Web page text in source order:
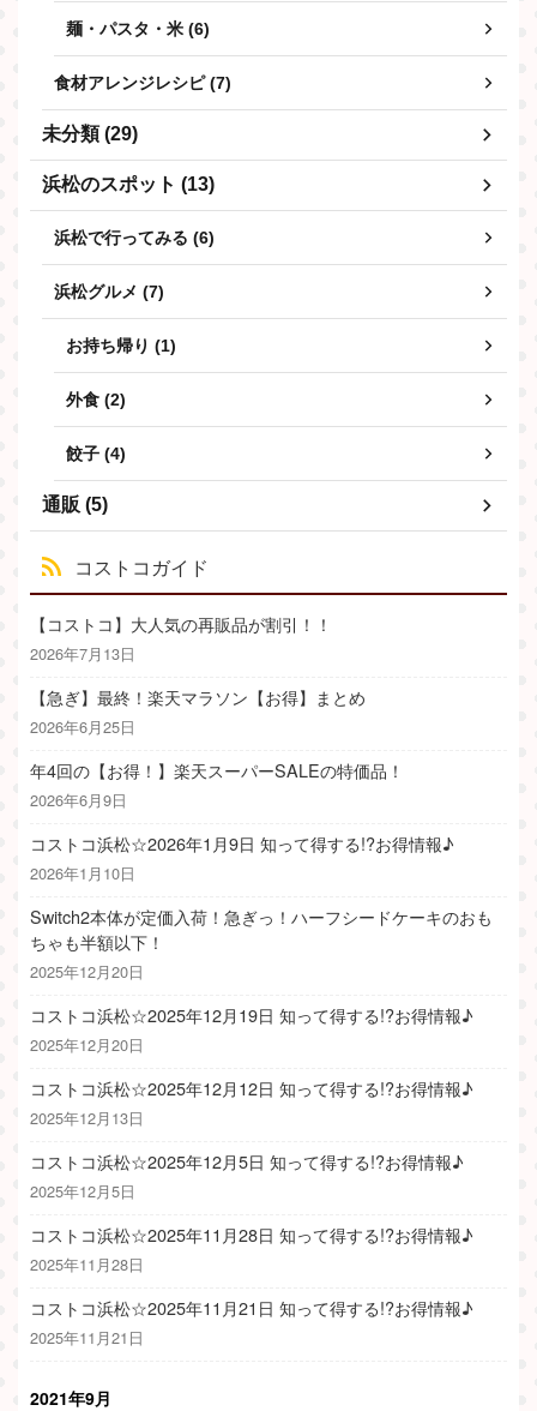
麺・パスタ・米 (6)
食材アレンジレシピ (7)
未分類 (29)
浜松のスポット (13)
浜松で行ってみる (6)
浜松グルメ (7)
お持ち帰り (1)
外食 (2)
餃子 (4)
通販 (5)
コストコガイド
【コストコ】大人気の再販品が割引！！
2026年7月13日
【急ぎ】最終！楽天マラソン【お得】まとめ
2026年6月25日
年4回の【お得！】楽天スーパーSALEの特価品！
2026年6月9日
コストコ浜松☆2026年1月9日 知って得する!?お得情報♪
2026年1月10日
Switch2本体が定価入荷！急ぎっ！ハーフシードケーキのおも
ちゃも半額以下！
2025年12月20日
コストコ浜松☆2025年12月19日 知って得する!?お得情報♪
2025年12月20日
コストコ浜松☆2025年12月12日 知って得する!?お得情報♪
2025年12月13日
コストコ浜松☆2025年12月5日 知って得する!?お得情報♪
2025年12月5日
コストコ浜松☆2025年11月28日 知って得する!?お得情報♪
2025年11月28日
コストコ浜松☆2025年11月21日 知って得する!?お得情報♪
2025年11月21日
2021年9月